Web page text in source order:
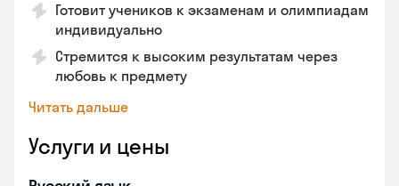
Готовит учеников к экзаменам и олимпиадам
индивидуально
Стремится к высоким результатам через
любовь к предмету
Читать дальше
Услуги и цены